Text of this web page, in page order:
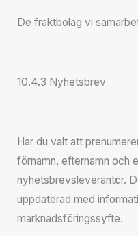
De fraktbolag vi
10.4.3 Nyhetsbrev
Har du valt att
förnamn, efternamn och
nyhetsbrevsleverantör.
uppdaterad med
marknadsföringssyfte.